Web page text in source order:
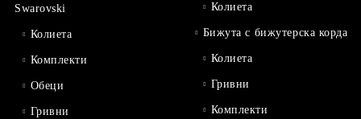
Swarovski
Колиета
Комплекти
Обеци
Гривни
Колиета
Бижута с бижутерска корда
Колиета
Гривни
Комплекти